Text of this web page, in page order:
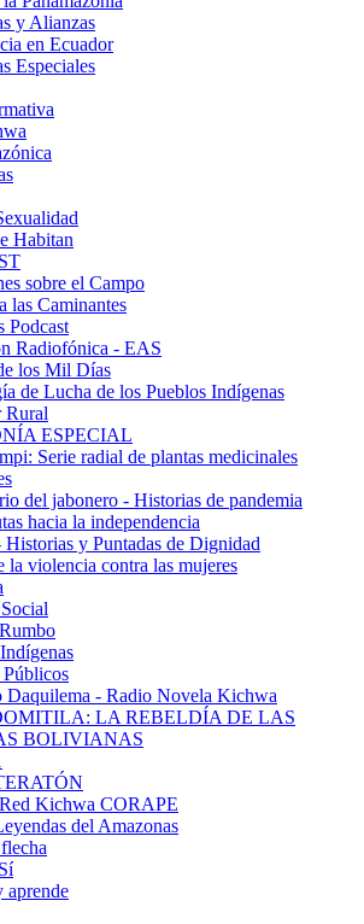
y Alianzas
en Ecuador
Especiales
Habitan
sobre el Campo
las Caminantes
Podcast
Radiofónica - EAS
los Mil Días
de Lucha de los Pueblos Indígenas
Rural
ESPECIAL
Serie radial de plantas medicinales
del jabonero - Historias de pandemia
hacia la independencia
y Puntadas de Dignidad
la violencia contra las mujeres
Daquilema - Radio Novela Kichwa
LA REBELDÍA DE LAS
BOLIVIANAS
Kichwa CORAPE
del Amazonas
aprende